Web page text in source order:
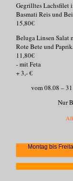
Gegrilltes Lachsfilet
Basmati
15,80€
Beluga Linsen Salat
Rote
11,80€
-
+ 3,- €
vom 08.08 –
Nur
Montag bis